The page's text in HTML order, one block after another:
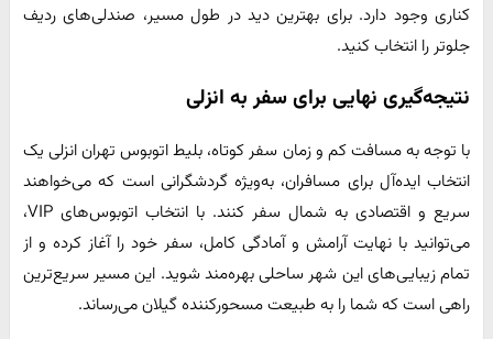
کناری وجود دارد. برای بهترین دید در طول مسیر، صندلی‌های ردیف
جلوتر را انتخاب کنید.
نتیجه‌گیری نهایی برای سفر به انزلی
با توجه به مسافت کم و زمان سفر کوتاه، بلیط اتوبوس تهران انزلی یک
انتخاب ایده‌آل برای مسافران، به‌ویژه گردشگرانی است که می‌خواهند
سریع و اقتصادی به شمال سفر کنند. با انتخاب اتوبوس‌های VIP،
می‌توانید با نهایت آرامش و آمادگی کامل، سفر خود را آغاز کرده و از
تمام زیبایی‌های این شهر ساحلی بهره‌مند شوید. این مسیر سریع‌ترین
راهی است که شما را به طبیعت مسحورکننده گیلان می‌رساند.